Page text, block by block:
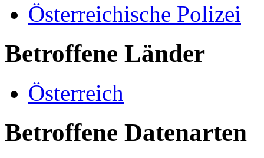
Österreichische Polizei
Betroffene Länder
Österreich
Betroffene Datenarten